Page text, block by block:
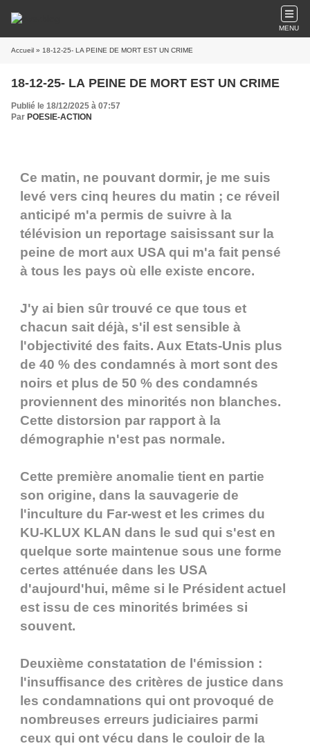
MENU
Accueil » 18-12-25- LA PEINE DE MORT EST UN CRIME
18-12-25- LA PEINE DE MORT EST UN CRIME
Publié le 18/12/2025 à 07:57
Par POESIE-ACTION
Ce matin, ne pouvant dormir, je me suis
levé vers cinq heures du matin ; ce réveil
anticipé m'a permis de suivre à la
télévision un reportage saisissant sur la
peine de mort aux USA qui m'a fait pensé
à tous les pays où elle existe encore.
J'y ai bien sûr trouvé ce que tous et
chacun sait déjà, s'il est sensible à
l'objectivité des faits. Aux Etats-Unis plus
de 40 % des condamnés à mort sont des
noirs et plus de 50 % des condamnés
proviennent des minorités non blanches.
Cette distorsion par rapport à la
démographie n'est pas normale.
Cette première anomalie tient en partie
son origine, dans la sauvagerie de
l'inculture du Far-west et les crimes du
KU-KLUX KLAN dans le sud qui s'est en
quelque sorte maintenue sous une forme
certes atténuée dans les USA
d'aujourd'hui, même si le Président actuel
est issu de ces minorités brimées si
souvent.
Deuxième constatation de l'émission :
l'insuffisance des critères de justice dans
les condamnations qui ont provoqué de
nombreuses erreurs judiciaires parmi
ceux qui ont vécu dans le couloir de la